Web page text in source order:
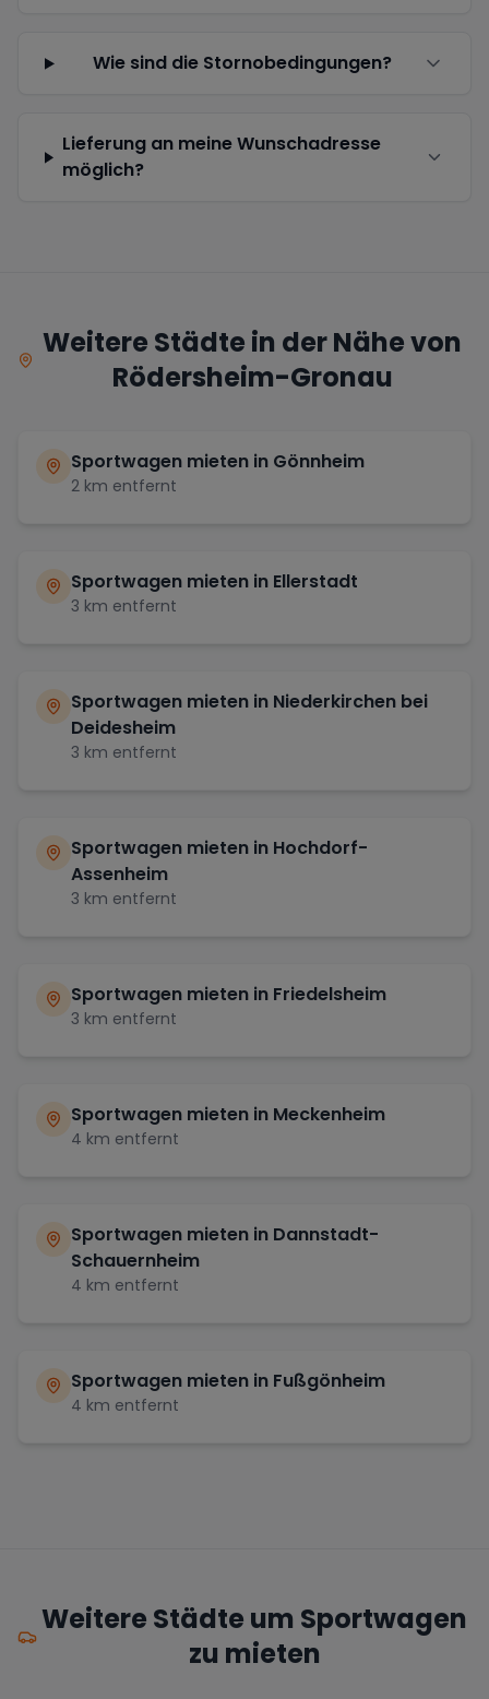
Wie sind die Stornobedingungen?
Lieferung an meine Wunschadresse
möglich?
Weitere Städte in der Nähe von
Rödersheim-Gronau
Sportwagen mieten in Gönnheim
2 km entfernt
Sportwagen mieten in Ellerstadt
3 km entfernt
Sportwagen mieten in Niederkirchen bei
Deidesheim
3 km entfernt
Sportwagen mieten in Hochdorf-
Assenheim
3 km entfernt
Sportwagen mieten in Friedelsheim
3 km entfernt
Sportwagen mieten in Meckenheim
4 km entfernt
Sportwagen mieten in Dannstadt-
Schauernheim
4 km entfernt
Sportwagen mieten in Fußgönheim
4 km entfernt
Weitere Städte um Sportwagen
zu mieten